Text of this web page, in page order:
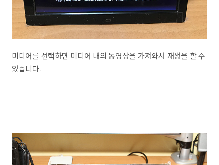
미디어를 선택하면 미디어 내의 동영상을 가져와서 재생을 할 수
있습니다.